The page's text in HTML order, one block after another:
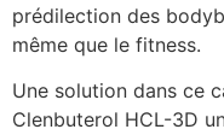
prédilection des
même que le fitness.
Une solution dans ce
Clenbuterol HCL-3D